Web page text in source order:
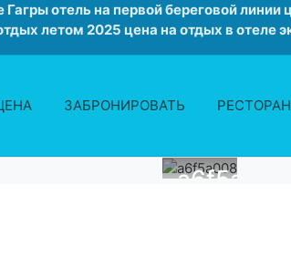
Гагры отель на первой береговой линии
летом 2025 цена на отдых в отеле
ЗАБРОНИРОВАТЬ РЕСТОРАН
a6f5a008